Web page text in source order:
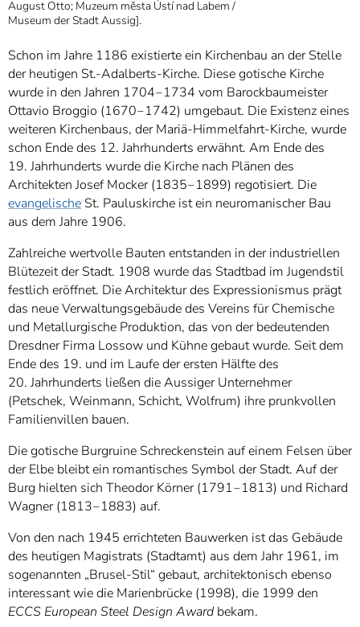
August Otto; Muzeum města Ústí nad Labem /
Museum der Stadt Aussig].
Schon im Jahre 1186 existierte ein Kirchenbau an der Stelle
der heutigen St.-Adalberts-Kirche. Diese gotische Kirche
wurde in den Jahren 1704‒1734 vom Barockbaumeister
Ottavio Broggio (1670‒1742) umgebaut. Die Existenz eines
weiteren Kirchenbaus, der Mariä-Himmelfahrt-Kirche, wurde
schon Ende des 12. Jahrhunderts erwähnt. Am Ende des
19. Jahrhunderts wurde die Kirche nach Plänen des
Architekten Josef Mocker (1835‒1899) regotisiert. Die
evangelische St. Pauluskirche ist ein neuromanischer Bau
aus dem Jahre 1906.
Zahlreiche wertvolle Bauten entstanden in der industriellen
Blütezeit der Stadt. 1908 wurde das Stadtbad im Jugendstil
festlich eröffnet. Die Architektur des Expressionismus prägt
das neue Verwaltungsgebäude des Vereins für Chemische
und Metallurgische Produktion, das von der bedeutenden
Dresdner Firma Lossow und Kühne gebaut wurde. Seit dem
Ende des 19. und im Laufe der ersten Hälfte des
20. Jahrhunderts ließen die Aussiger Unternehmer
(Petschek, Weinmann, Schicht, Wolfrum) ihre prunkvollen
Familienvillen bauen.
Die gotische Burgruine Schreckenstein auf einem Felsen über
der Elbe bleibt ein romantisches Symbol der Stadt. Auf der
Burg hielten sich Theodor Körner (1791‒1813) und Richard
Wagner (1813‒1883) auf.
Von den nach 1945 errichteten Bauwerken ist das Gebäude
des heutigen Magistrats (Stadtamt) aus dem Jahr 1961, im
sogenannten „Brusel-Stil“ gebaut, architektonisch ebenso
interessant wie die Marienbrücke (1998), die 1999 den
ECCS European Steel Design Award bekam.